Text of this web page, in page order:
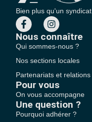
Bien plus qu'un syndicat
Nous connaître
Qui sommes-nous ?
Nos sections locales
Partenariats et relations
Pour vous
On vous accompagne
Une question ?
Pourquoi adhérer ?